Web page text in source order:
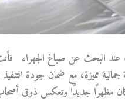
عند البحث عن صباغ الجهراء
مميزة، مع ضمان جودة التنفيذ
مظهرًا جديدًا وتعكس ذوق